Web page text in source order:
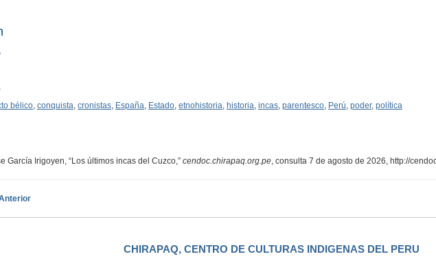
bélico conquista cronistas España Estado etnohistoria historia incas parentesco Perú poder, política
García Irigoyen, “Los últimos incas del Cuzco,” cendoc.chirapaq.org.pe , consulta 7 de agosto de 2026, http://
CHIRAPAQ, CENTRO DE CULTURAS INDIGENAS DEL PERU